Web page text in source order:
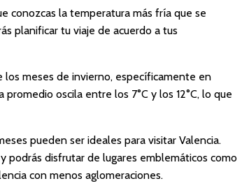
conozcas la temperatura más fría que se
planificar tu viaje de acuerdo a tus
los meses de invierno, específicamente en
oscila entre los 7°C y los 12°C, lo que
pueden ser ideales para visitar Valencia.
podrás disfrutar de lugares emblemáticos como
con menos aglomeraciones.